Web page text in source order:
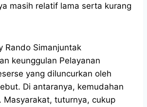
masih relatif lama serta kurang
Rando Simanjuntak
keunggulan Pelayanan
yang diluncurkan oleh
Di antaranya, kemudahan
Masyarakat, tuturnya, cukup